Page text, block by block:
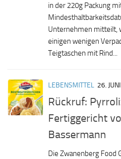
in der 220g Packung
Unternehmen mitteilt,
einigen wenigen
Teigtaschen mit Rind...
LEBENSMITTEL 26.
Rückruf:
Fertiggericht
Bassermann
Die Zwanenberg Food